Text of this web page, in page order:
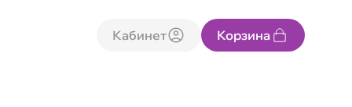
Кабинет Корзина